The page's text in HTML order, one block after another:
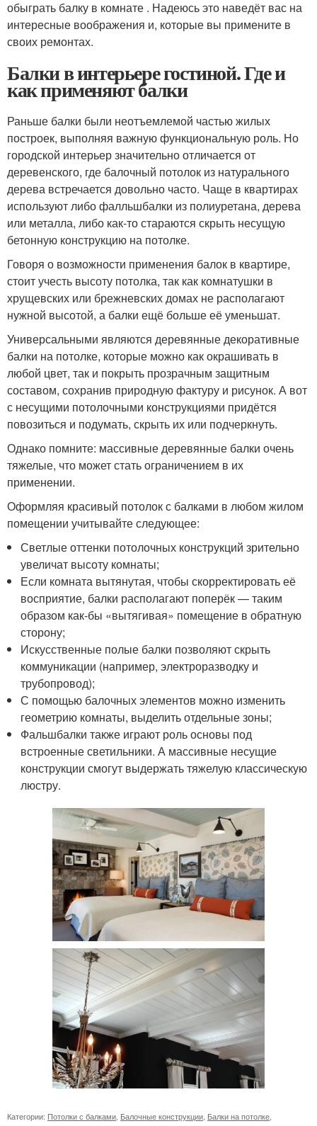
обыграть балку в комнате . Надеюсь это наведёт вас на
интересные воображения и, которые вы примените в
своих ремонтах.
Балки в интерьере гостиной. Где и
как применяют балки
Раньше балки были неотъемлемой частью жилых
построек, выполняя важную функциональную роль. Но
городской интерьер значительно отличается от
деревенского, где балочный потолок из натурального
дерева встречается довольно часто. Чаще в квартирах
используют либо фалльшбалки из полиуретана, дерева
или металла, либо как-то стараются скрыть несущую
бетонную конструкцию на потолке.
Говоря о возможности применения балок в квартире,
стоит учесть высоту потолка, так как комнатушки в
хрущевских или брежневских домах не располагают
нужной высотой, а балки ещё больше её уменьшат.
Универсальными являются деревянные декоративные
балки на потолке, которые можно как окрашивать в
любой цвет, так и покрыть прозрачным защитным
составом, сохранив природную фактуру и рисунок. А вот
с несущими потолочными конструкциями придётся
повозиться и подумать, скрыть их или подчеркнуть.
Однако помните: массивные деревянные балки очень
тяжелые, что может стать ограничением в их
применении.
Оформляя красивый потолок с балками в любом жилом
помещении учитывайте следующее:
Светлые оттенки потолочных конструкций зрительно
увеличат высоту комнаты;
Если комната вытянутая, чтобы скорректировать её
восприятие, балки располагают поперёк — таким
образом как-бы «вытягивая» помещение в обратную
сторону;
Искусственные полые балки позволяют скрыть
коммуникации (например, электроразводку и
трубопровод);
С помощью балочных элементов можно изменить
геометрию комнаты, выделить отдельные зоны;
Фальшбалки также играют роль основы под
встроенные светильники. А массивные несущие
конструкции смогут выдержать тяжелую классическую
люстру.
Категории: Потолки с балками Балочные конструкции Балки на потолке